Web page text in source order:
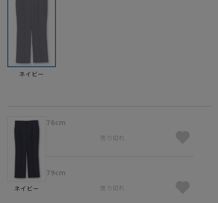
ネイビー
ネイビー
76cm
売り切れ
79cm
売り切れ